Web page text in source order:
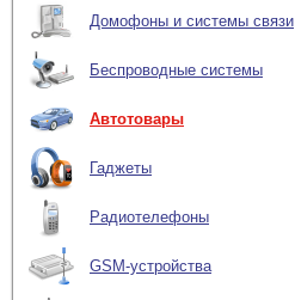
Домофоны и системы связи
Беспроводные системы
Автотовары
Гаджеты
Радиотелефоны
GSM-устройства